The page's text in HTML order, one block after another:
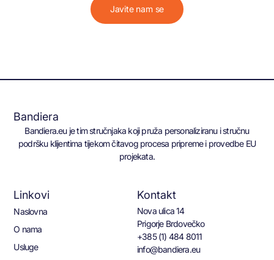
Javite nam se
Bandiera
Bandiera.eu je tim stručnjaka koji pruža personaliziranu i stručnu
podršku klijentima tijekom čitavog procesa pripreme i provedbe EU
projekata.
Linkovi
Naslovna
O nama
Usluge
Kontakt
Nova ulica 14
Prigorje Brdovečko
+385 (1) 484 8011
info@bandiera.eu